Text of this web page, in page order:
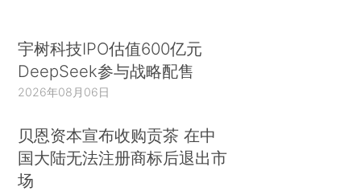
宇树科技IPO估值600亿元
DeepSeek参与战略配售
2026年08月06日
贝恩资本宣布收购贡茶 在中
国大陆无法注册商标后退出市
场